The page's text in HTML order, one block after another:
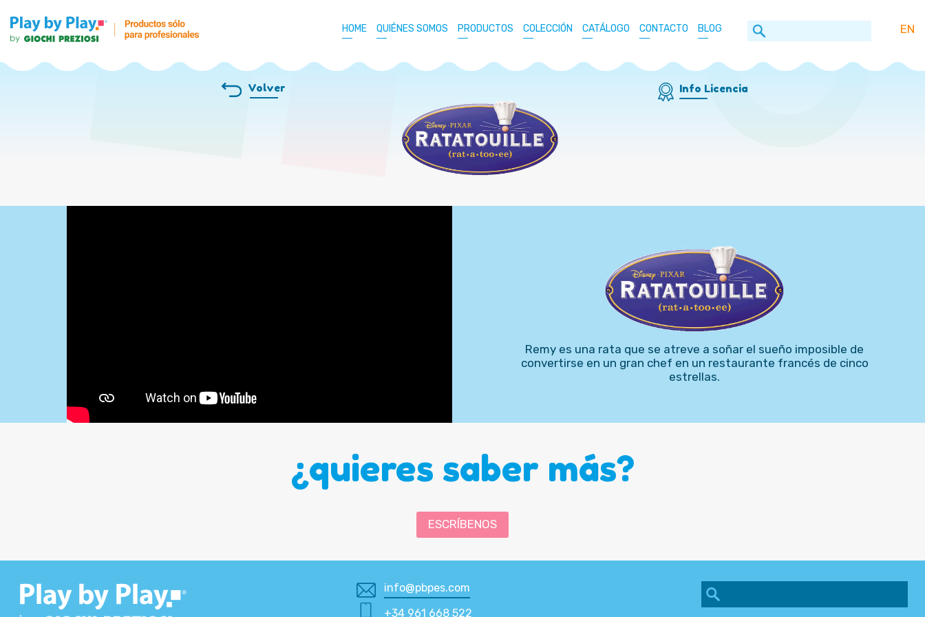
HOME QUIÉNES SOMOS PRODUCTOS COLECCIÓN CATÁLOGO CONTACTO BLOG EN
Volver Info Licencia
Remy es una rata que se atreve a soñar el sueño imposible de
convertirse en un gran chef en un restaurante francés de cinco
estrellas.
¿quieres saber más?
ESCRÍBENOS
info@pbpes.com
+34 961 668 522